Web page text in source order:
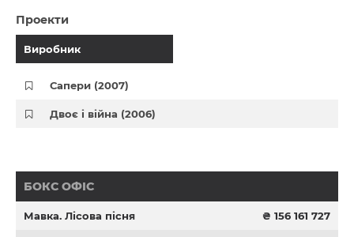
Проекти
Виробник
Сапери (2007)
Двоє і війна (2006)
БОКС ОФІС
Мавка. Лісова пісня ₴ 156 161 727